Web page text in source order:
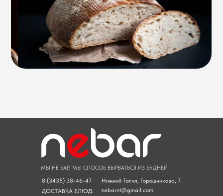
МЫ НЕ БАР, МЫ СПОСОБ ВЫРВАТЬСЯ ИЗ БУДНЕЙ
Нижний Тагил, Горошникова, 7
nebarnt@gmail.com
8 (3435) 38-46-47
ДОСТАВКА БЛЮД: